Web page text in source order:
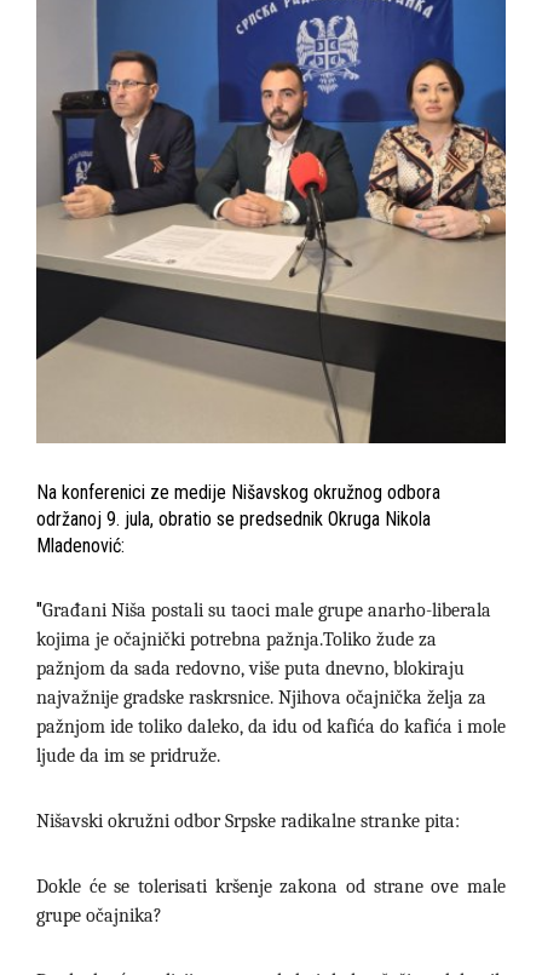
Na konferenici ze medije Nišavskog okružnog odbora
održanoj 9. jula, obratio se predsednik Okruga Nikola
Mladenović:
"Građani Niša postali su taoci male grupe anarho-liberala
kojima je očajnički potrebna pažnja.Toliko žude za
pažnjom da sada redovno, više puta dnevno, blokiraju
najvažnije gradske raskrsnice. Njihova očajnička želja za
pažnjom ide toliko daleko, da idu od kafića do kafića i mole
ljude da im se pridruže.
Nišavski okružni odbor Srpske radikalne stranke pita:
Dokle će se tolerisati kršenje zakona od strane ove male
grupe očajnika?